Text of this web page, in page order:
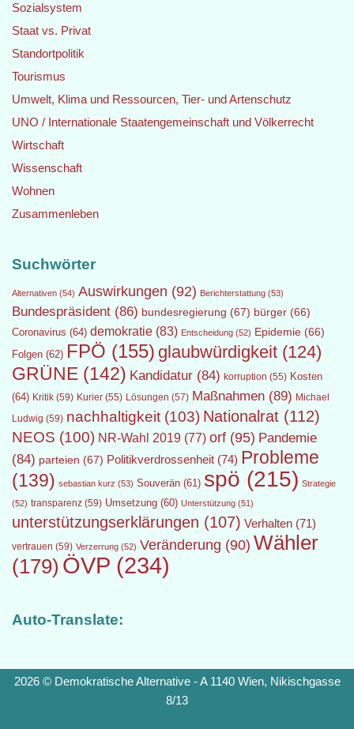
Sozialsystem
Staat vs. Privat
Standortpolitik
Tourismus
Umwelt, Klima und Ressourcen, Tier- und Artenschutz
UNO / Internationale Staatengemeinschaft und Völkerrecht
Wirtschaft
Wissenschaft
Wohnen
Zusammenleben
Suchwörter
Alternativen (54) Auswirkungen (92) Berichterstattung (53)
Bundespräsident (86) bundesregierung (67) bürger (66)
Coronavirus (64) demokratie (83) Entscheidung (52) Epidemie (66)
Folgen (62) FPÖ (155) glaubwürdigkeit (124)
GRÜNE (142) Kandidatur (84) korruption (55) Kosten
(64) Kritik (59) Kurier (55) Lösungen (57) Maßnahmen (89) Michael
Ludwig (59) nachhaltigkeit (103) Nationalrat (112)
NEOS (100) NR-Wahl 2019 (77) orf (95) Pandemie
(84) parteien (67) Politikverdrossenheit (74) Probleme
(139) sebastian kurz (53) Souverän (61) spö (215) Strategie
(52) transparenz (59) Umsetzung (60) Unterstützung (51)
unterstützungserklärungen (107) Verhalten (71)
vertrauen (59) Verzerrung (52) Veränderung (90) Wähler
(179) ÖVP (234)
Auto-Translate:
2026 © Demokratische Alternative - A 1140 Wien, Nikischgasse
8/13